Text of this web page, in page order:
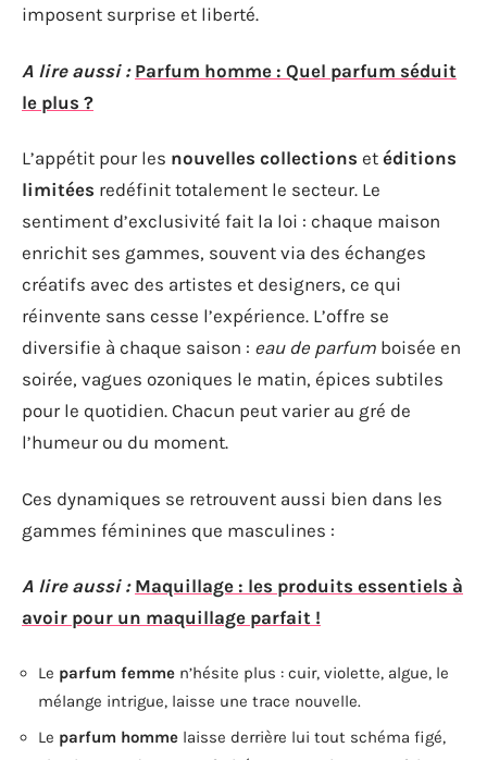
imposent surprise et liberté.
A lire aussi : Parfum homme : Quel parfum séduit
le plus ?
L’appétit pour les nouvelles collections et éditions
limitées redéfinit totalement le secteur. Le
sentiment d’exclusivité fait la loi : chaque maison
enrichit ses gammes, souvent via des échanges
créatifs avec des artistes et designers, ce qui
réinvente sans cesse l’expérience. L’offre se
diversifie à chaque saison : eau de parfum boisée en
soirée, vagues ozoniques le matin, épices subtiles
pour le quotidien. Chacun peut varier au gré de
l’humeur ou du moment.
Ces dynamiques se retrouvent aussi bien dans les
gammes féminines que masculines :
A lire aussi : Maquillage : les produits essentiels à
avoir pour un maquillage parfait !
Le parfum femme n’hésite plus : cuir, violette, algue, le
mélange intrigue, laisse une trace nouvelle.
Le parfum homme laisse derrière lui tout schéma figé,